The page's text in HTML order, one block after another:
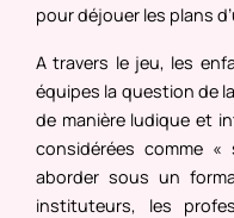
pour déjouer les plans
A travers le jeu, les
équipes la question de
de manière ludique et
considérées comme
aborder sous un
instituteurs, les